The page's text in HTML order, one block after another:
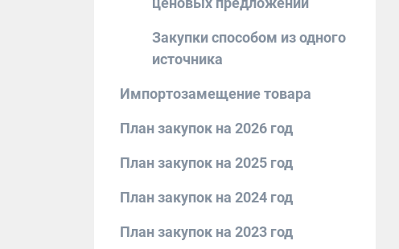
Закупки способом из одного
источника
Импортозамещение товара
План закупок на 2026 год
План закупок на 2025 год
План закупок на 2024 год
План закупок на 2023 год